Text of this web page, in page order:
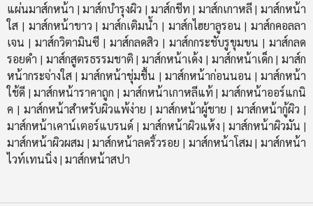
แผ่นมาส์กหน้า |มาส์กบำรุงผิว | มาส์กชีท | มาส์กเกาหลี| มาส์กหน้า
ใส | มาส์กหน้าขาว | มาส์กเติมน้ำ | มาส์กไฮยาลูรอน | มาส์กคอลลา
เจน | มาส์กวิตามินซี | มาส์กลดสิว | มาส์กกระชับรูขุมขน | มาส์กลด
รอยดำ | มาส์กสูตรธรรมชาติ| มาส์กหน้าเด้ง | มาส์กหน้าเด็ก | มาส์ก
หน้ากระจ่างใส |มาส์กหน้าชุ่มชื้น | มาส์กหน้าก่อนนอน |มาส์กหน้า
ใช้ดี |มาส์กหน้าราคาถูก | มาส์กหน้าเกาหลีแท้ |มาส์กหน้าออร์แกนิ
ค | มาส์กหน้าสำหรับผิวแพ้ง่าย |มาส์กหน้าผู้ชาย |มาส์กหน้ากู้ผิว |
มาส์กหน้าเคาน์เตอร์แบรนด์ | มาส์กหน้าผิวแห้ง |มาส์กหน้าผิวมัน |
มาส์กหน้าผิวผสม |มาส์กหน้าลดริ้วรอย | มาส์กหน้าโสม |มาส์กหน้า
ไวท์เทนนิ่ง | มาส์กหน้าสปา